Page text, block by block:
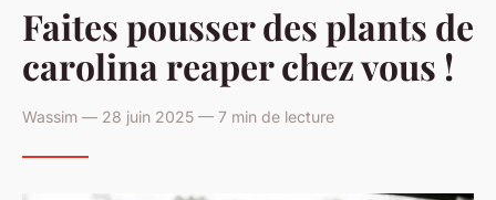
Faites pousser des plants de
carolina reaper chez vous !
Wassim — 28 juin 2025 — 7 min de lecture